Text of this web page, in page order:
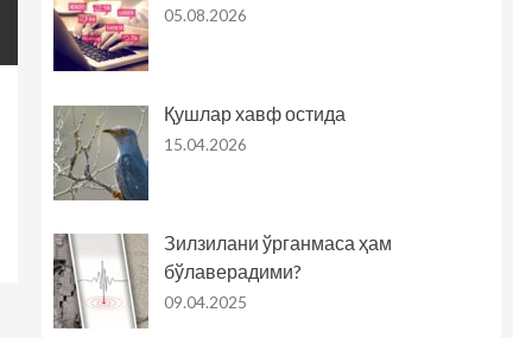
05.08.2026
Қушлар хавф остида
15.04.2026
Зилзилани ўрганмаса ҳам
бўлаверадими?
09.04.2025